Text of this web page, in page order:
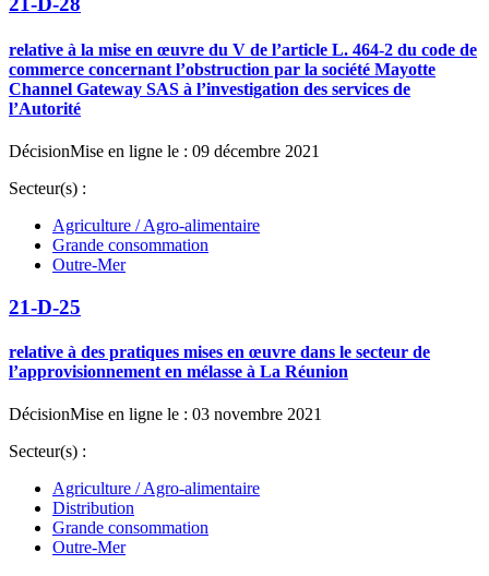
relative à la mise en œuvre du V de l’article L. 464-2 du code de
commerce concernant l’obstruction par la société Mayotte
Channel Gateway SAS à l’investigation des services de
l’Autorité
DécisionMise en ligne le : 09 décembre 2021
Secteur(s) :
Agriculture / Agro-alimentaire
Grande consommation
Outre-Mer
21-D-25
relative à des pratiques mises en œuvre dans le secteur de
l’approvisionnement en mélasse à La Réunion
DécisionMise en ligne le : 03 novembre 2021
Secteur(s) :
Agriculture / Agro-alimentaire
Distribution
Grande consommation
Outre-Mer